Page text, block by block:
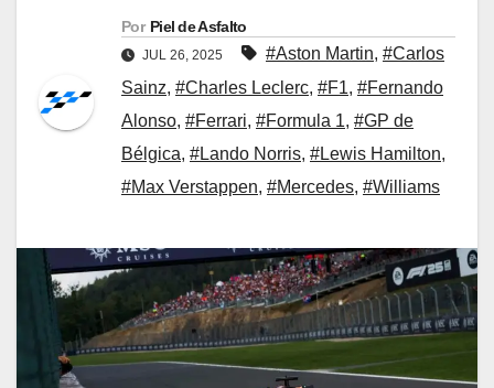
Por Piel de Asfalto
JUL 26, 2025 #Aston Martin, #Carlos
Sainz, #Charles Leclerc, #F1, #Fernando
Alonso, #Ferrari, #Formula 1, #GP de
Bélgica, #Lando Norris, #Lewis Hamilton,
#Max Verstappen, #Mercedes, #Williams